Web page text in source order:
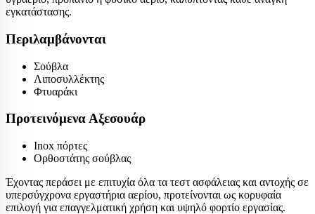
εγκατάστασης.
Περιλαμβάνονται
Σούβλα
Λιποσυλλέκτης
Φτυαράκι
Προτεινόμενα Αξεσουάρ
Inox πόρτες
Ορθοστάτης σούβλας
Έχοντας περάσει με επιτυχία όλα τα τεστ ασφάλειας και αντοχής σε
υπερσύγχρονα εργαστήρια αερίου, προτείνονται ως κορυφαία
επιλογή για επαγγελματική χρήση και υψηλό φορτίο εργασίας.